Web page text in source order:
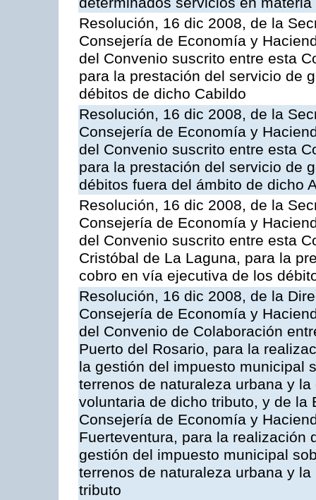
Resolución, 16 dic 2008, de la
Consejería de Economía y
del Convenio suscrito entre esta
para la prestación del servicio de
débitos de dicho Cabildo
Resolución, 16 dic 2008, de la
Consejería de Economía y
del Convenio suscrito entre esta
para la prestación del servicio de
débitos fuera del ámbito de dicho
Resolución, 16 dic 2008, de la
Consejería de Economía y
del Convenio suscrito entre esta
Cristóbal de La Laguna, para la
cobro en vía ejecutiva de los
Resolución, 16 dic 2008, de la
Consejería de Economía y
del Convenio de Colaboración
Puerto del Rosario, para la
la gestión del impuesto municipal
terrenos de naturaleza urbana y
voluntaria de dicho tributo, y de la
Consejería de Economía y
Fuerteventura, para la realización
gestión del impuesto municipal
terrenos de naturaleza urbana y
tributo